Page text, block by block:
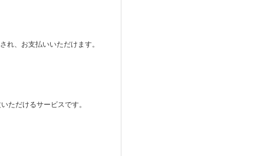
れ、お支払いいただけます。
ただけるサービスです。